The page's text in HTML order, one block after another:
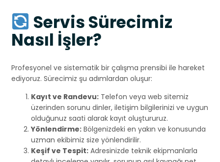
Servis Sürecimiz
Nasıl İşler?
Profesyonel ve sistematik bir çalışma prensibi ile hareket
ediyoruz. Sürecimiz şu adımlardan oluşur:
Kayıt ve Randevu: Telefon veya web sitemiz
üzerinden sorunu dinler, iletişim bilgilerinizi ve uygun
olduğunuz saati alarak kayıt oluştururuz.
Yönlendirme: Bölgenizdeki en yakın ve konusunda
uzman ekibimiz size yönlendirilir.
Keşif ve Tespit: Adresinizde teknik ekipmanlarla